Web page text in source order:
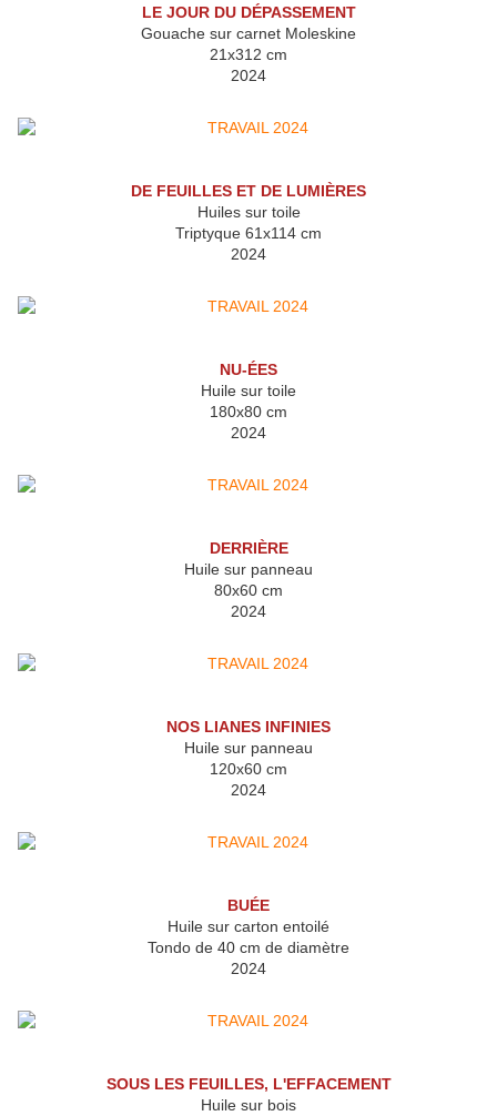
LE JOUR DU DÉPASSEMENT
Gouache sur carnet Moleskine
21x312 cm
2024
DE FEUILLES ET DE LUMIÈRES
Huiles sur toile
Triptyque 61x114 cm
2024
NU-ÉES
Huile sur toile
180x80 cm
2024
DERRIÈRE
Huile sur panneau
80x60 cm
2024
NOS LIANES INFINIES
Huile sur panneau
120x60 cm
2024
BUÉE
Huile sur carton entoilé
Tondo de 40 cm de diamètre
2024
SOUS LES FEUILLES, L'EFFACEMENT
Huile sur bois